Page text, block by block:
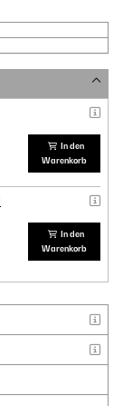
In den
Warenkorb
In den
Warenkorb